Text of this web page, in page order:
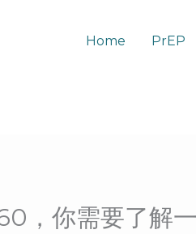
Home PrEP
，你需要了解一